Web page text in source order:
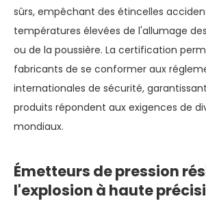
sûrs, empêchant des étincelles
températures élevées de l'allumage
ou de la poussière. La certification
fabricants de se conformer aux
internationales de sécurité,
produits répondent aux exigences de
mondiaux.
Émetteurs de pression
l'explosion à haute